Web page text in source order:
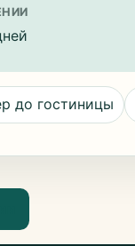
до гостиницы